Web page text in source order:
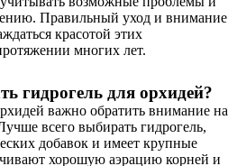
Правильный уход и внимание
красотой этих
многих лет.
гидрогель для орхидей?
важно обратить внимание на
всего выбирать гидрогель,
добавок и имеет крупные
хорошую аэрацию корней и